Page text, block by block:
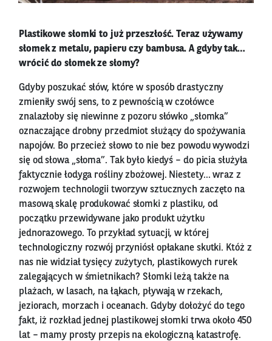
Plastikowe słomki to już przeszłość. Teraz używamy
słomek z metalu, papieru czy bambusa. A gdyby tak…
wrócić do słomek ze słomy?
Gdyby poszukać słów, które w sposób drastyczny
zmieniły swój sens, to z pewnością w czołówce
znalazłoby się niewinne z pozoru słówko „słomka”
oznaczające drobny przedmiot służący do spożywania
napojów. Bo przecież słowo to nie bez powodu wywodzi
się od słowa „słoma”. Tak było kiedyś – do picia służyła
faktycznie łodyga rośliny zbożowej. Niestety… wraz z
rozwojem technologii tworzyw sztucznych zaczęto na
masową skalę produkować słomki z plastiku, od
początku przewidywane jako produkt użytku
jednorazowego. To przykład sytuacji, w której
technologiczny rozwój przyniósł opłakane skutki. Któż z
nas nie widział tysięcy zużytych, plastikowych rurek
zalegających w śmietnikach? Słomki leżą także na
plażach, w lasach, na łąkach, pływają w rzekach,
jeziorach, morzach i oceanach. Gdyby dołożyć do tego
fakt, iż rozkład jednej plastikowej słomki trwa około 450
lat – mamy prosty przepis na ekologiczną katastrofę.